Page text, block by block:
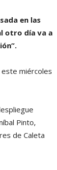
en las
otro día va a
este miércoles
Pinto,
de Caleta